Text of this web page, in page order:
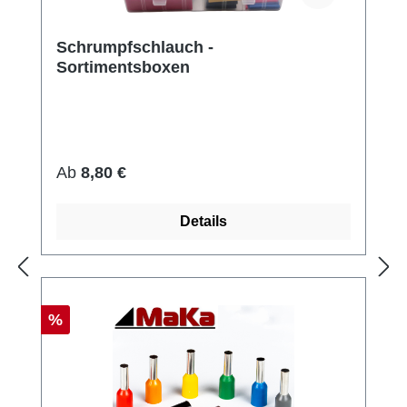
Schrumpfschlauch -
Sortimentsboxen
Regulärer Preis:
Ab 8,80 €
Details
Rabatt
%